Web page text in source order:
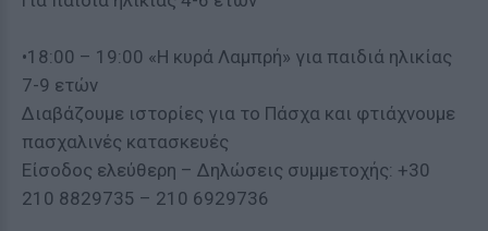
•18:00 – 19:00 «Η κυρά Λαμπρή» για παιδιά ηλικίας
7-9 ετών
Διαβάζουμε ιστορίες για το Πάσχα και φτιάχνουμε
πασχαλινές κατασκευές
Είσοδος ελεύθερη – Δηλώσεις συμμετοχής: +30
210 8829735 – 210 6929736